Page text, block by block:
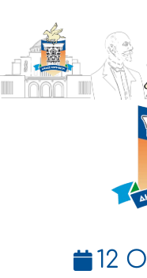
ΔΗΜΟΣ
12